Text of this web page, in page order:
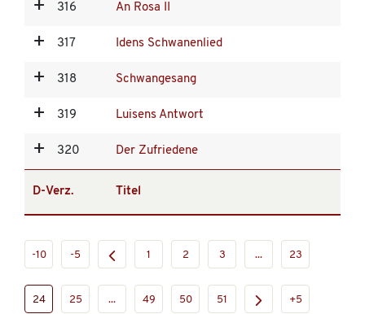
316 An Rosa II
317 Idens Schwanenlied
318 Schwangesang
319 Luisens Antwort
320 Der Zufriedene
D-Verz. Titel
-10 -5 1 2 3 ... 23
24 25 ... 49 50 51 +5